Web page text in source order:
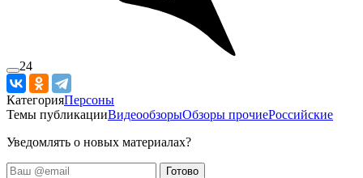
24
КатегорияПерсоны
Темы публикацииВидеообзорыОбзоры прочиеРоссийские
Уведомлять о новых материалах?
Готово